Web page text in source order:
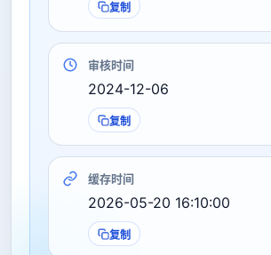
复制
审核时间
2024-12-06
复制
缓存时间
2026-05-20 16:10:00
复制